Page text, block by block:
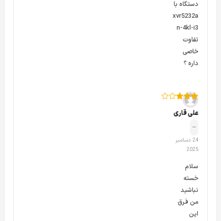
دستگاه ضبط 32 کانال DVR داهوا مدل XVR 5232AN I3 Dahua
دستگاه با
xvr5232a
n-4kl-i3
تفاوت
خاصی
داره ؟
امتیاز
از 5
علی قاری
–
24 دسامبر
2025
سلام
خسته
نباشید
من فرق
این